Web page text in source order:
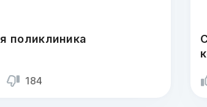
поликлиника
184